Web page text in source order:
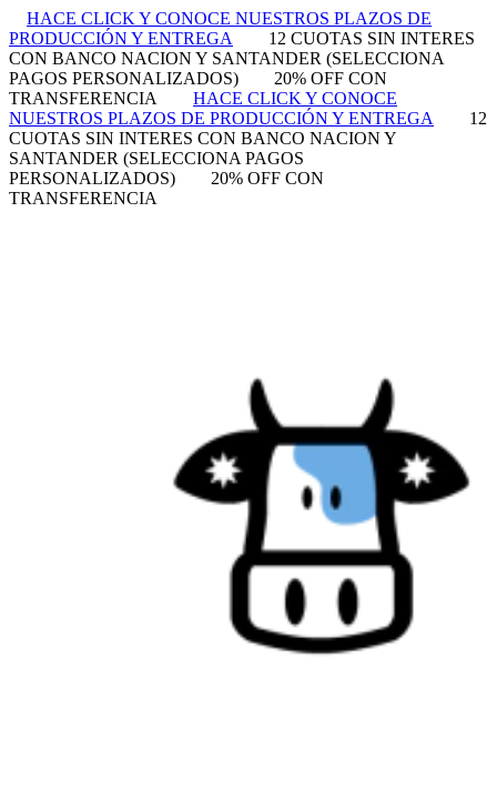
HACE CLICK Y CONOCE NUESTROS PLAZOS DE
PRODUCCIÓN Y ENTREGA
12 CUOTAS SIN INTERES
CON BANCO NACION Y SANTANDER (SELECCIONA
PAGOS PERSONALIZADOS)
20% OFF CON
TRANSFERENCIA
HACE CLICK Y CONOCE
NUESTROS PLAZOS DE PRODUCCIÓN Y ENTREGA
12
CUOTAS SIN INTERES CON BANCO NACION Y
SANTANDER (SELECCIONA PAGOS
PERSONALIZADOS)
20% OFF CON
TRANSFERENCIA